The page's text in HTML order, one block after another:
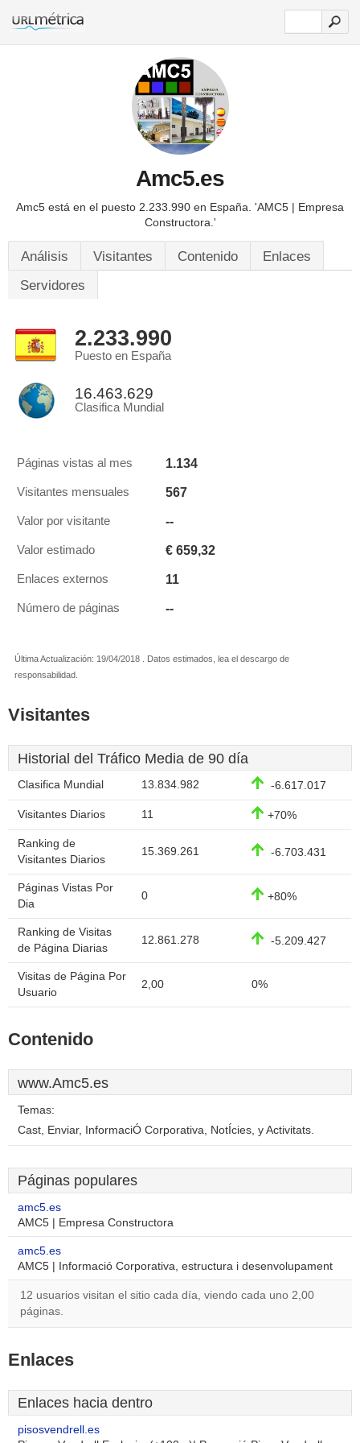
Amc5.es
Amc5 está en el puesto 2.233.990 en España. 'AMC5 | Empresa
Constructora.'
Análisis Visitantes Contenido
Enlaces
Servidores
2.233.990
Puesto en España
16.463.629
Clasifica Mundial
Páginas vistas al mes 1.134
Visitantes mensuales 567
Valor por visitante --
Valor estimado € 659,32
Enlaces externos 11
Número de páginas --
Última Actualización: 19/04/2018 . Datos estimados, lea el descargo de
responsabilidad.
Visitantes
Historial del Tráfico Media de 90 día
Clasifica Mundial 13.834.982 -6.617.017
Visitantes Diarios 11 +70%
Ranking de
Visitantes Diarios
15.369.261 -6.703.431
Páginas Vistas Por
Dia
0 +80%
Ranking de Visitas
de Página Diarias
12.861.278 -5.209.427
Visitas de Página Por
Usuario
2,00 0%
Contenido
www.Amc5.es
Temas:
Cast, Enviar, InformaciÓ Corporativa, NotÍcies, y Activitats.
Páginas populares
amc5.es
AMC5 | Empresa Constructora
amc5.es
AMC5 | Informació Corporativa, estructura i desenvolupament
12 usuarios visitan el sitio cada día, viendo cada uno 2,00
páginas.
Enlaces
Enlaces hacia dentro
pisosvendrell.es